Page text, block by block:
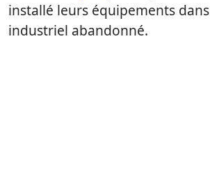
installé leurs équipements
industriel abandonné.